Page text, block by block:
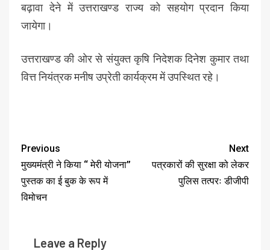
बढ़ावा देने में उत्तराखण्ड राज्य को सहयोग प्रदान किया
जायेगा।
उत्तराखण्ड की ओर से संयुक्त कृषि निदेशक दिनेश कुमार तथा
वित्त नियंत्रक मनीष उप्रेती कार्यक्रम में उपस्थित रहे।
Previous
मुख्यमंत्री ने किया ‘‘ मेरी योजना’’
पुस्तक का ई बुक के रूप में
विमोचन
Next
पत्रकारों की सुरक्षा को लेकर
पुलिस तत्परः डीजीपी
Leave a Reply